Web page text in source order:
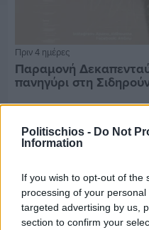
Politischios - Do Not
Information
If you wish to opt-out of the
processing of your
targeted advertising by us,
section to confirm your
Πριν 4 ημέρες
Παραμονή
πανηγύρι στη